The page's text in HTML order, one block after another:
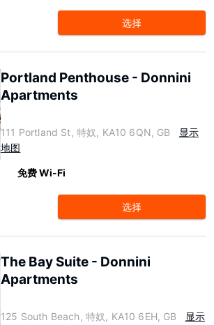
选择
Portland Penthouse - Donnini
Apartments
111 Portland St, 特奴, KA10 6QN, GB
显示
地图
免费 Wi-Fi
选择
The Bay Suite - Donnini
Apartments
125 South Beach, 特奴, KA10 6EH, GB
显示